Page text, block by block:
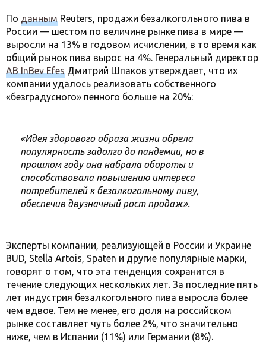
По данным Reuters, продажи безалкогольного пива в
России — шестом по величине рынке пива в мире —
выросли на 13% в годовом исчислении, в то время как
общий рынок пива вырос на 4%. Генеральный директор
AB InBev Efes Дмитрий Шпаков утверждает, что их
компании удалось реализовать собственного
«безградусного» пенного больше на 20%:
«Идея здорового образа жизни обрела
популярность задолго до пандемии, но в
прошлом году она набрала обороты и
способствовала повышению интереса
потребителей к безалкогольному пиву,
обеспечив двузначный рост продаж».
Эксперты компании, реализующей в России и Украине
BUD, Stella Artois, Spaten и другие популярные марки,
говорят о том, что эта тенденция сохранится в
течение следующих нескольких лет. За последние пять
лет индустрия безалкогольного пива выросла более
чем вдвое. Тем не менее, его доля на российском
рынке составляет чуть более 2%, что значительно
ниже, чем в Испании (11%) или Германии (8%).